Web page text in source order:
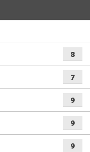
8
7
9
9
9